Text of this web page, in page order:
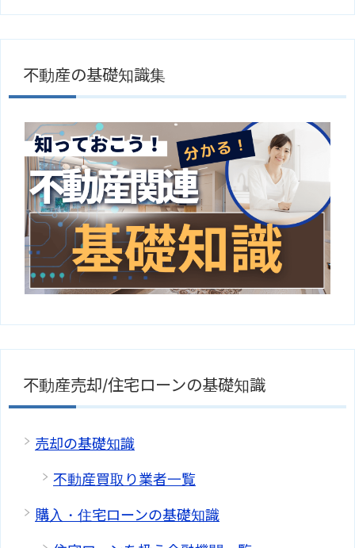
不動産の基礎知識集
不動産売却/住宅ローンの基礎知識
売却の基礎知識
不動産買取り業者一覧
購入・住宅ローンの基礎知識